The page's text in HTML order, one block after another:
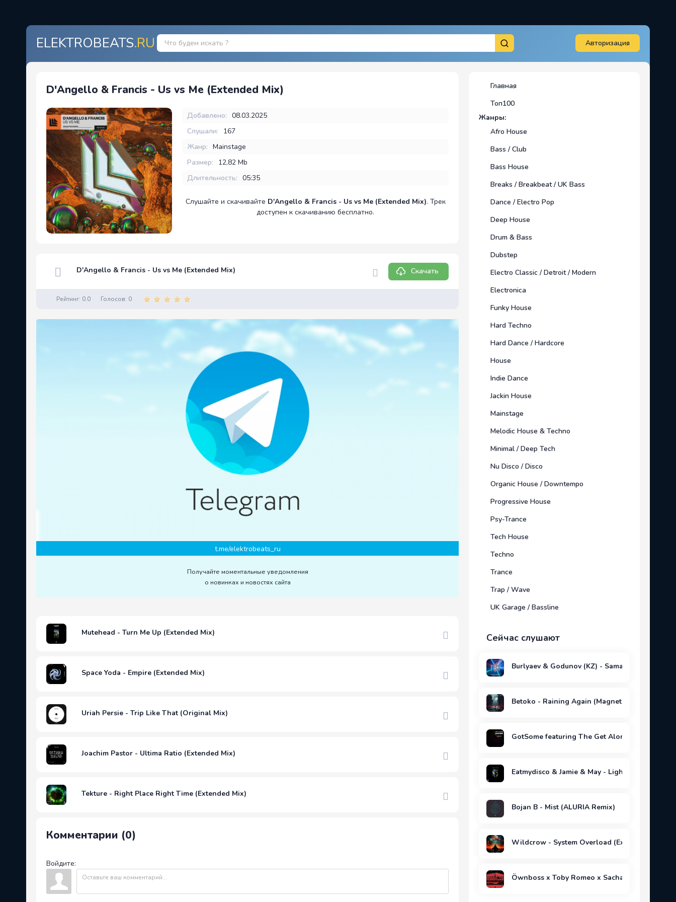
ELEKTROBEATS.RU Авторизация
D'Angello & Francis - Us vs Me (Extended Mix)
Добавлено: 08.03.2025
Слушали:
167
Жанр: Mainstage
Размер:
12,82 Mb
Длительность: 05:35
Слушайте и скачивайте D'Angello & Francis - Us vs Me (Extended Mix). Трек
доступен к скачиванию бесплатно.
D'Angello & Francis - Us vs Me (Extended Mix) Скачать
Рейтинг: 0.0 Голосов: 0
t.me/elektrobeats_ru
Получайте моментальные уведомления
о новинках и новостях сайта
Mutehead - Turn Me Up (Extended Mix)
Space Yoda - Empire (Extended Mix)
Uriah Persie - Trip Like That (Original Mix)
Joachim Pastor - Ultima Ratio (Extended Mix)
Tekture - Right Place Right Time (Extended Mix)
Комментарии (0)
Войдите:
Главная
Топ100
Жанры:
Afro House
Bass / Club
Bass House
Breaks / Breakbeat / UK Bass
Dance / Electro Pop
Deep House
Drum & Bass
Dubstep
Electro Classic / Detroit / Modern
Electronica
Funky House
Hard Techno
Hard Dance / Hardcore
House
Indie Dance
Jackin House
Mainstage
Melodic House & Techno
Minimal / Deep Tech
Nu Disco / Disco
Organic House / Downtempo
Progressive House
Psy-Trance
Tech House
Techno
Trance
Trap / Wave
UK Garage / Bassline
Сейчас слушают
Burlyaev & Godunov (KZ) - Samanta (Original
Betoko - Raining Again (Magnetizm Remix)
GotSome featuring The Get Along Gang -
Eatmydisco & Jamie & May - Lights (Invaria
Bojan B - Mist (ALURIA Remix)
Wildcrow - System Overload (Extended Mix)
Öwnboss x Toby Romeo x Sacha - Road To